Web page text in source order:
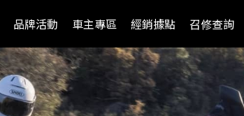
品牌活動 車主專區 經銷據點 召修查詢